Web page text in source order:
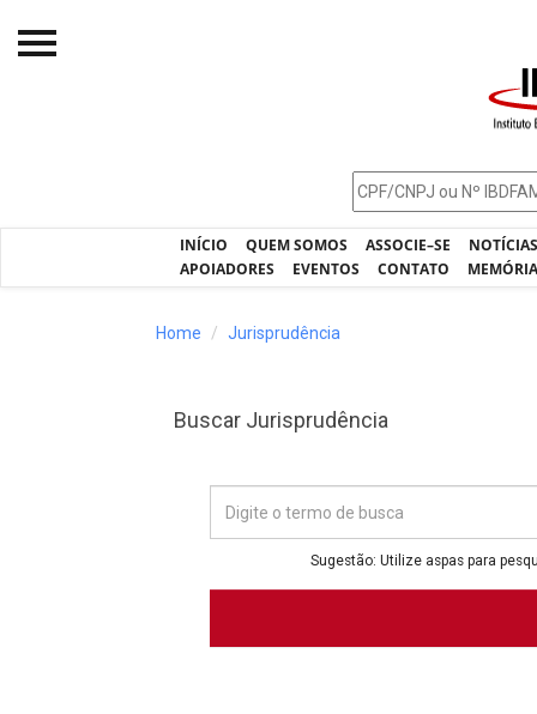
INÍCIO QUEM SOMOS ASSOCIE–SE
APOIADORES
EVENTOS CONTATO
Home Jurisprudência
Buscar Jurisprudência
Sugestão: Utilize aspas para